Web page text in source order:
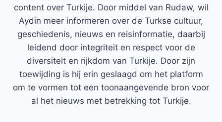
content over Turkije. Door middel van Rudaw, wil
Aydin meer informeren over de Turkse cultuur,
geschiedenis, nieuws en reisinformatie, daarbij
leidend door integriteit en respect voor de
diversiteit en rijkdom van Turkije. Door zijn
toewijding is hij erin geslaagd om het platform
om te vormen tot een toonaangevende bron voor
al het nieuws met betrekking tot Turkije.